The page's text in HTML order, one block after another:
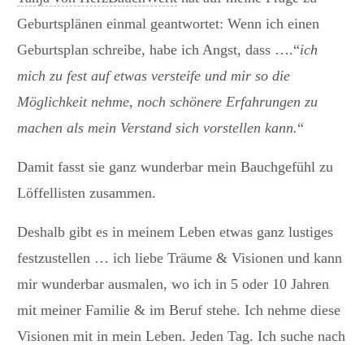
Geburtsplänen einmal geantwortet: Wenn ich einen
Geburtsplan schreibe, habe ich Angst, dass ….“ich
mich zu fest auf etwas versteife und mir so die
Möglichkeit nehme, noch schönere Erfahrungen zu
machen als mein Verstand sich vorstellen kann.“
Damit fasst sie ganz wunderbar mein Bauchgefühl zu
Löffellisten zusammen.
Deshalb gibt es in meinem Leben etwas ganz lustiges
festzustellen … ich liebe Träume & Visionen und kann
mir wunderbar ausmalen, wo ich in 5 oder 10 Jahren
mit meiner Familie & im Beruf stehe. Ich nehme diese
Visionen mit in mein Leben. Jeden Tag. Ich suche nach